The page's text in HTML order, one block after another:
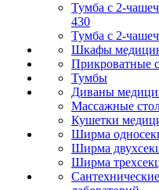
Тумба с 2-
430
Тумба с 2-
Шкафы
Прикроватные
Тумбы
Диваны
Массажные
Кушетки
Ширма
Ширма
Ширма